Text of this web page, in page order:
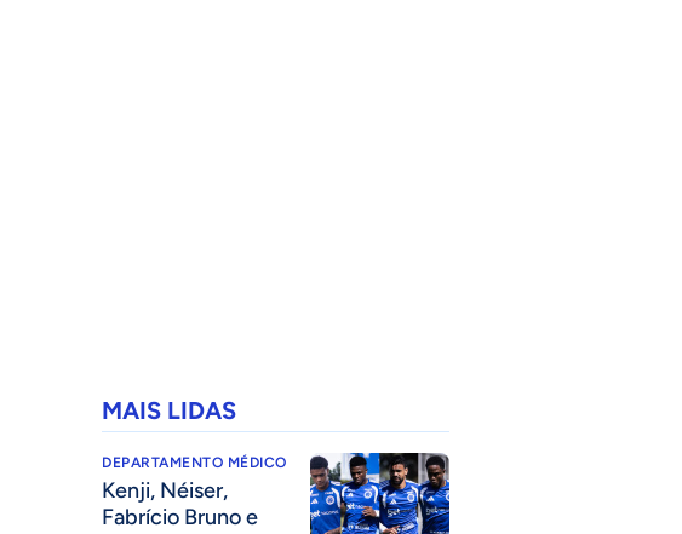
MAIS LIDAS
DEPARTAMENTO MÉDICO
Kenji, Néiser,
Fabrício Bruno e